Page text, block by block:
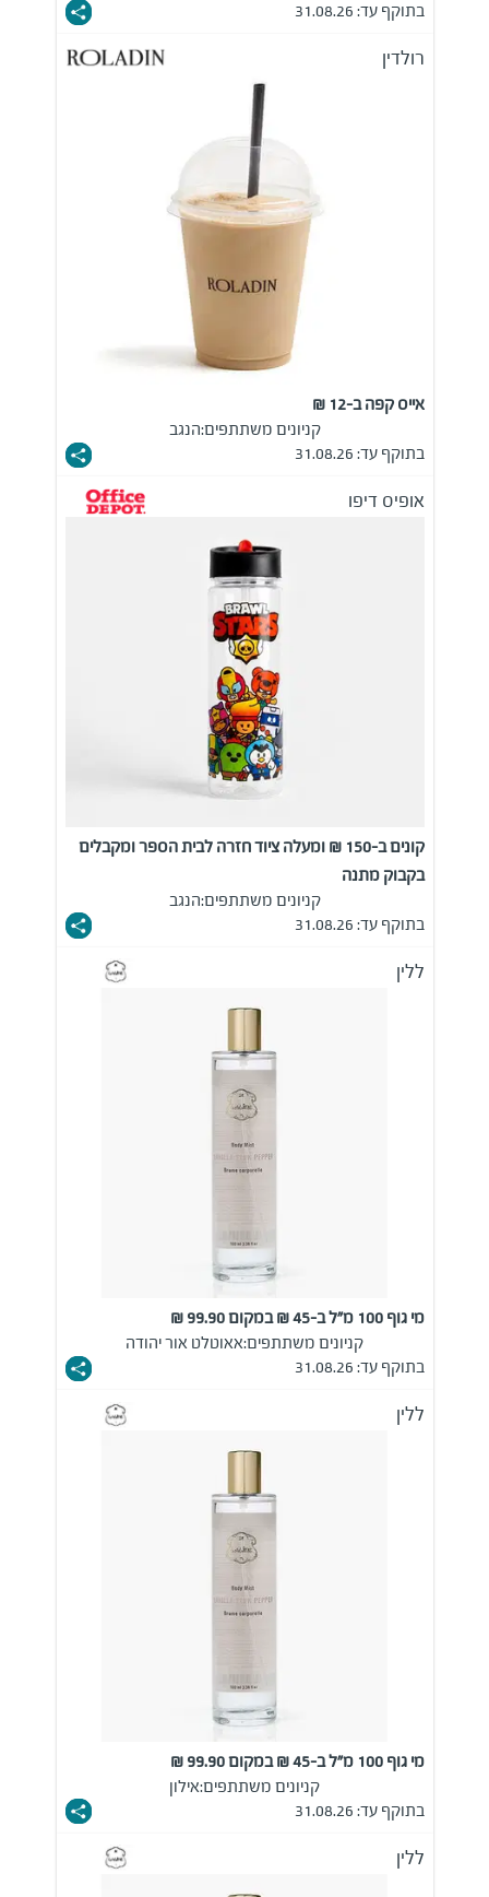
בתוקף עד: 31.08.26
רולדין
אייס קפה ב-12 ₪
קניונים משתתפים:הנגב
בתוקף עד: 31.08.26
אופיס דיפו
קונים ב-150 ₪ ומעלה ציוד חזרה לבית הספר ומקבלים
בקבוק מתנה
קניונים משתתפים:הנגב
בתוקף עד: 31.08.26
ללין
מי גוף 100 מ"ל ב-45 ₪ במקום 99.90 ₪
קניונים משתתפים:אאוטלט אור יהודה
בתוקף עד: 31.08.26
ללין
מי גוף 100 מ"ל ב-45 ₪ במקום 99.90 ₪
קניונים משתתפים:אילון
בתוקף עד: 31.08.26
ללין